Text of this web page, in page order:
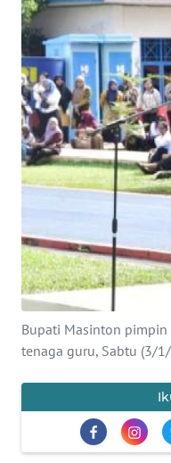
Bupati Masinton pimpin
tenaga guru, Sabtu (3/
Informasi
INDEKS
BERITA
KONTAK
KAMI
TENTANG
KAMI
PEDOMAN
MEDIA